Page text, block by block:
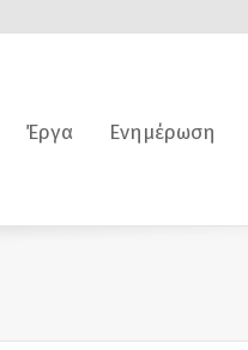
Έργα Ενημέρωση